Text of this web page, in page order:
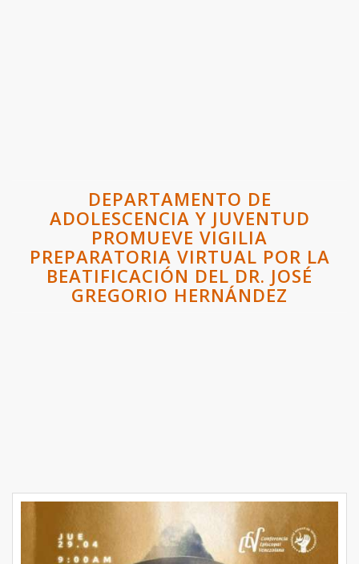
DEPARTAMENTO DE
ADOLESCENCIA Y JUVENTUD
PROMUEVE VIGILIA
PREPARATORIA VIRTUAL POR LA
BEATIFICACIÓN DEL DR. JOSÉ
GREGORIO HERNÁNDEZ